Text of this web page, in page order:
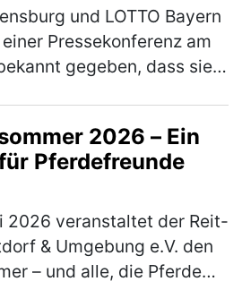
und LOTTO Bayern
Pressekonferenz am
gegeben, dass sie
2026 – Ein
Pferdefreunde
2026 veranstaltet der Reit-
& Umgebung e.V. den
– und alle, die Pferde